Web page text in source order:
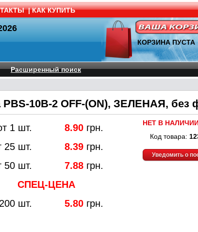
| КАК КУПИТЬ
КОРЗИНА ПУСТА
Расширенный поиск
PBS-10B-2 OFF-(ON), ЗЕЛЕНАЯ, без
1 шт. 8.90 грн.
25 шт.
8.39 грн.
50 шт.
7.88 грн.
СПЕЦ-ЦЕНА
шт.
5.80 грн.
НЕТ В
Код товара:
Уведомить о